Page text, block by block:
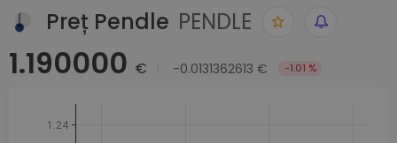
Preț Pendle PENDLE
1.190000 € -0.0131362613 € -1.01 %